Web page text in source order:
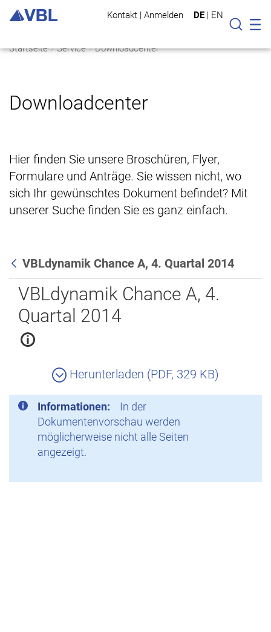
Kontakt | Anmelden DE | EN
Suche
Startseite Service Downloadcenter
Downloadcenter
Hier finden Sie unsere Broschüren, Flyer,
Formulare und Anträge. Sie wissen nicht, wo
sich Ihr gewünschtes Dokument befindet? Mit
unserer Suche finden Sie es ganz einfach.
Zurück
VBLdynamik Chance A, 4. Quartal 2014
VBLdynamik Chance A, 4.
Quartal 2014
Herunterladen (PDF, 329 KB)
Informationen:
In der
Dokumentenvorschau werden
möglicherweise nicht alle Seiten
angezeigt.